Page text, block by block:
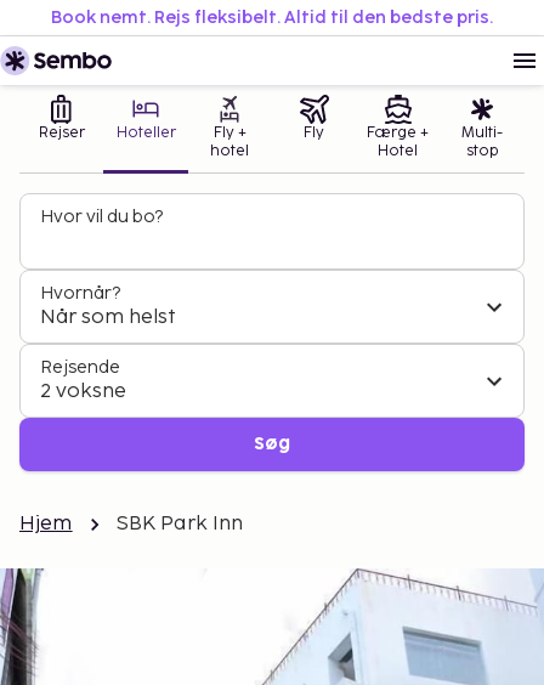
Book nemt. Rejs fleksibelt. Altid til den bedste pris.
Rejser Hoteller
Fly +
hotel
Fly
Færge +
Hotel
Multi-
stop
Hvor vil du bo?
Hvornår?
Når som helst
Rejsende
2 voksne
Søg
Hjem SBK Park Inn